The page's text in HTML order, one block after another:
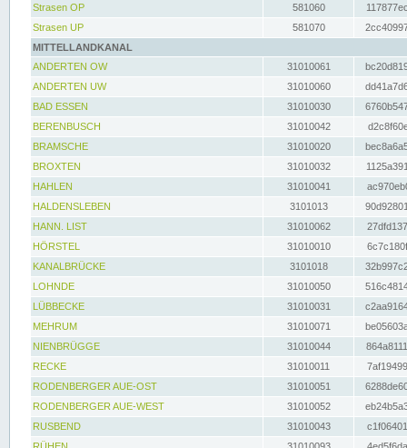
Strasen OP
581060
Strasen UP
581070
MITTELLANDKANAL
ANDERTEN OW
31010061
ANDERTEN UW
31010060
BAD ESSEN
31010030
BERENBUSCH
31010042
BRAMSCHE
31010020
BROXTEN
31010032
HAHLEN
31010041
HALDENSLEBEN
3101013
HANN. LIST
31010062
HÖRSTEL
31010010
KANALBRÜCKE
3101018
LOHNDE
31010050
LÜBBECKE
31010031
MEHRUM
31010071
NIENBRÜGGE
31010044
RECKE
31010011
RODENBERGER AUE-OST
31010051
RODENBERGER AUE-WEST
31010052
RUSBEND
31010043